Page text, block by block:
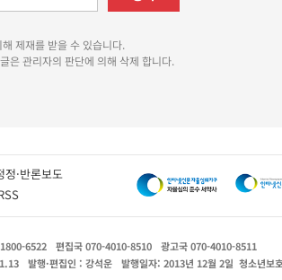
제재를 받을 수 있습니다.
은 관리자의 판단에 의해 삭제 합니다.
정·반론보도
6522 편집국 070-4010-8510
광고국 070-4010-8511
발행·편집인 : 강석운 발행일자: 2013년 12월 2일 청소년보